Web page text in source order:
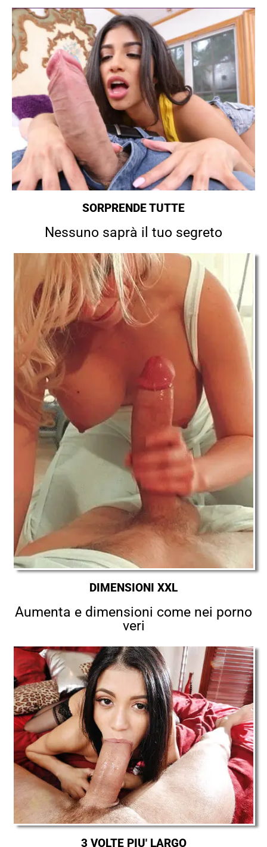
SORPRENDE TUTTE
Nessuno saprà il tuo segreto
DIMENSIONI XXL
Aumenta e dimensioni come nei porno
veri
3 VOLTE PIU' LARGO